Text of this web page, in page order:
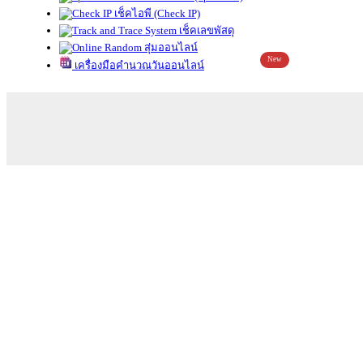
เช็คไอพี (Check IP)
เช็คเลขพัสดุ
สุ่มออนไลน์
เครื่องมือคำนวณวันออนไลน์
New